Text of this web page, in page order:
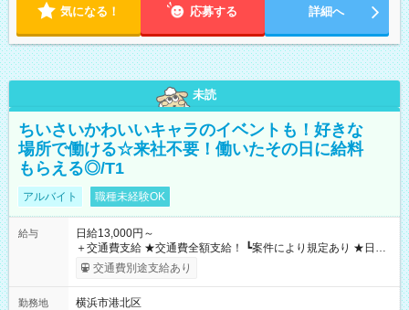
気になる！ 応募する 詳細へ
未読
ちいさいかわいいキャラのイベントも！好きな
場所で働ける☆来社不要！働いたその日に給料
もらえる◎/T1
アルバイト 職種未経験OK
給与
日給13,000円～
＋交通費支給 ★交通費全額支給！ ┗案件により規定あり ★日払
いOK！（規定あり） ┗働いたその日に現金GET♪ お仕事後はコ
ンビニATMから 日払い分を引き落とせます！ 【試用期間】試
交通費別途支給あり
勤務地
横浜市港北区